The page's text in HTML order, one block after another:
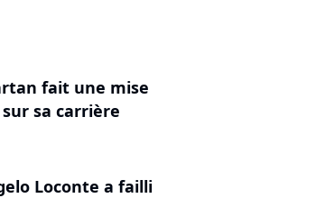
fait une mise
sa carrière
Loconte a failli